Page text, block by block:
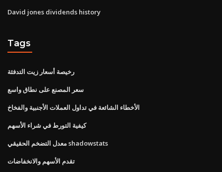
David jones dividends history
Tags
رخيصة أسعار زيت التدفئة
سعر المصنع على نطاق واسع
الأخطاء الشائعة في تداول العملات الأجنبية والفخاخ
كيفية التورط في شراء الأسهم
معدل التضخم الحقيقي shadowstats
تقدم الأسهم والانخفاضات